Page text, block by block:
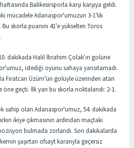
Balıkesirsporla karşı karşıya geldi.
mücadele Adanaspor'umuzun 3-1'lik
skorla puanını 41'e yükselten Toros
dakikada Halil İbrahim Çolak'ın golüne
istediği oyunu sahaya yansıtamadı.
Fıratcan Üzüm'ün golüyle üzerinden atan
geçti. İlk yarı bu skorla noktalandı: 2-1.
sahip olan Adanaspor'umuz, 54. dakikada
ikiye çıkmasının ardından maçtaki
bulmada zorlandı. Son dakikalarda
şaşırtan ofsayt kararıyla geçersiz